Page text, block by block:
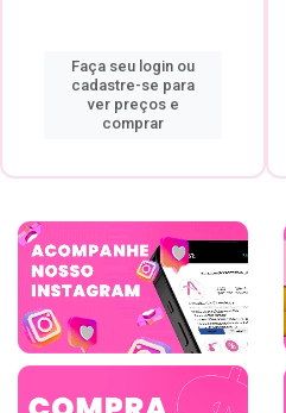
Faça seu login ou
cadastre-se para
ver preços e
comprar